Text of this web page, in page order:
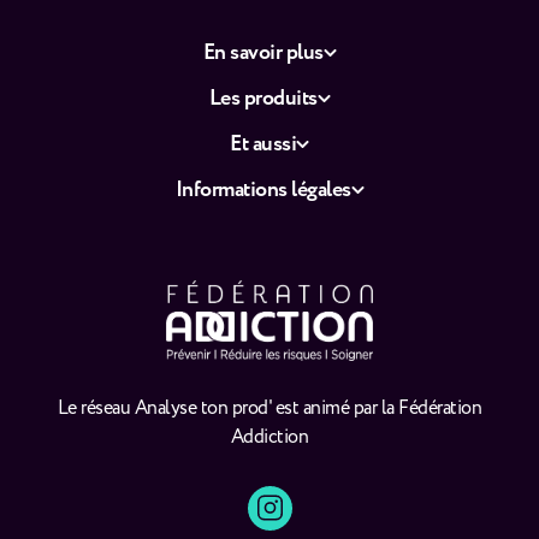
Le réseau Analyse ton prod' est animé par la Fédération
Addiction
En savoir plus
Les produits
Et aussi
Informations légales